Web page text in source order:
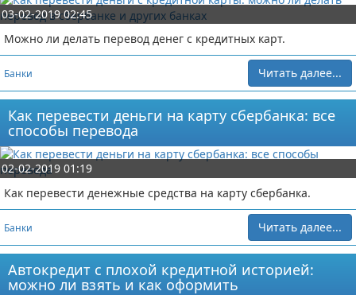
03-02-2019 02:45
Можно ли делать перевод денег с кредитных карт.
Банки Читать далее...
Как перевести деньги на карту сбербанка: все
способы перевода
02-02-2019 01:19
Как перевести денежные средства на карту сбербанка.
Банки Читать далее...
Автокредит с плохой кредитной историей:
можно ли взять и как оформить